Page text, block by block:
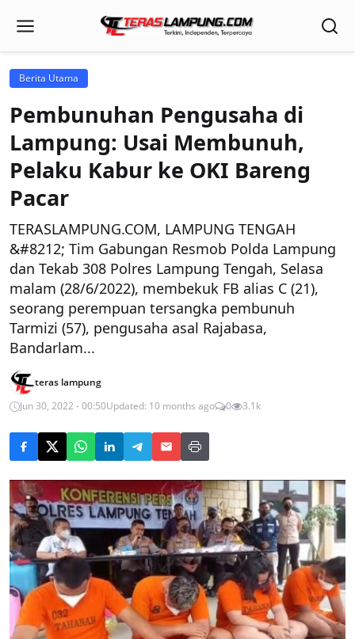
Berita Utama
Pembunuhan Pengusaha di
Lampung: Usai Membunuh,
Pelaku Kabur ke OKI Bareng
Pacar
TERASLAMPUNG.COM, LAMPUNG TENGAH
&#8212; Tim Gabungan Resmob Polda Lampung
dan Tekab 308 Polres Lampung Tengah, Selasa
malam (28/6/2022), membekuk FB alias C (21),
seorang perempuan tersangka pembunuh
Tarmizi (57), pengusaha asal Rajabasa,
Bandarlam...
teras lampung
Jun 30, 2022 - 00:50Updated: 10 months ago 0 3.1k